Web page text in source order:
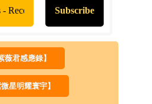
薇君感應錄】
微星明耀寰宇】